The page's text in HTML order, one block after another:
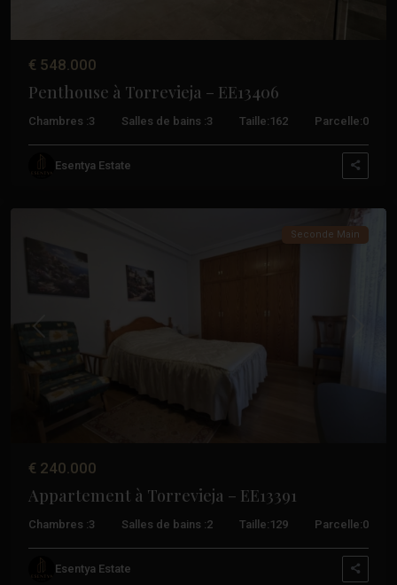
€ 548.000
Penthouse à Torrevieja – EE13406
Chambres :3 Salles de bains :3 Taille: 162 Parcelle:0
Esentya Estate
Acequion,
Précédent
Seconde Main
€ 240.000
Appartement à Torrevieja – EE13391
Chambres :3 Salles de bains :2 Taille: 129 Parcelle:0
Esentya Estate
Nuevas,